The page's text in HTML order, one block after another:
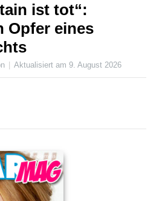
ist tot“:
Opfer eines
Aktualisiert am9. August 2026